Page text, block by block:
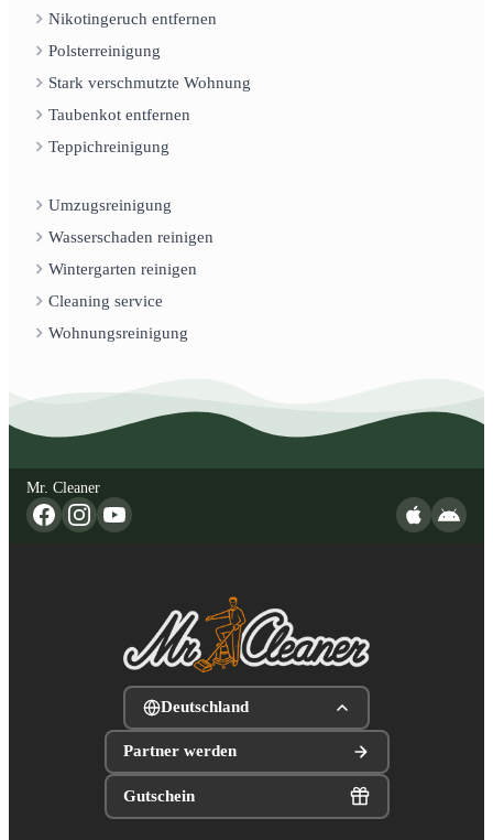
Nikotingeruch entfernen
Polsterreinigung
Stark verschmutzte Wohnung
Taubenkot entfernen
Teppichreinigung
Umzugsreinigung
Wasserschaden reinigen
Wintergarten reinigen
Cleaning service
Wohnungsreinigung
Mr. Cleaner
Deutschland
Partner werden
Gutschein